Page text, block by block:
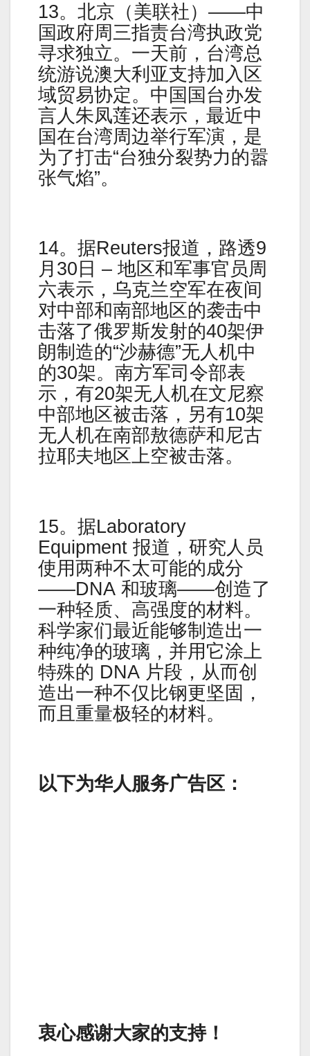
13。北京（美联社）——中
国政府周三指责台湾执政党
寻求独立。一天前，台湾总
统游说澳大利亚支持加入区
域贸易协定。中国国台办发
言人朱凤莲还表示，最近中
国在台湾周边举行军演，是
为了打击“台独分裂势力的嚣
张气焰”。
14。据Reuters报道，路透9
月30日 – 地区和军事官员周
六表示，乌克兰空军在夜间
对中部和南部地区的袭击中
击落了俄罗斯发射的40架伊
朗制造的“沙赫德”无人机中
的30架。南方军司令部表
示，有20架无人机在文尼察
中部地区被击落，另有10架
无人机在南部敖德萨和尼古
拉耶夫地区上空被击落。
15。据Laboratory
Equipment 报道，研究人员
使用两种不太可能的成分
——DNA 和玻璃——创造了
一种轻质、高强度的材料。
科学家们最近能够制造出一
种纯净的玻璃，并用它涂上
特殊的 DNA 片段，从而创
造出一种不仅比钢更坚固，
而且重量极轻的材料。
以下为华人服务广告区：
衷心感谢大家的支持！